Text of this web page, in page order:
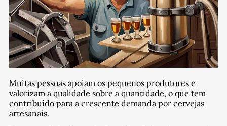
Muitas pessoas apoiam os pequenos produtores e
valorizam a qualidade sobre a quantidade, o que tem
contribuído para a crescente demanda por cervejas
artesanais.